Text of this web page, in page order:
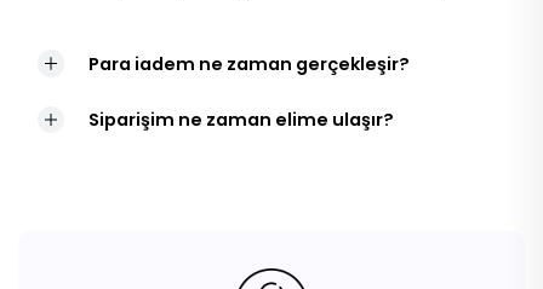
Para iadem ne zaman gerçekleşir?
Siparişim ne zaman elime ulaşır?